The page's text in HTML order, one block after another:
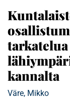
kannalta
Väre, Mikko